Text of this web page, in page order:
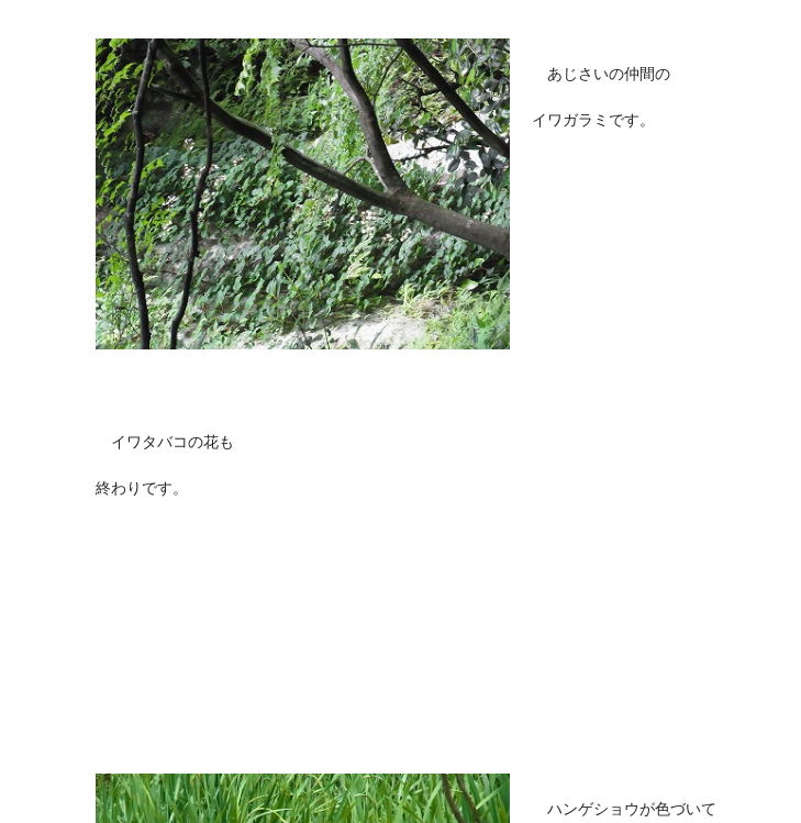
あじさいの仲間の
イワガラミです。
イワタバコの花も
終わりです。
ハンゲショウが色づいて